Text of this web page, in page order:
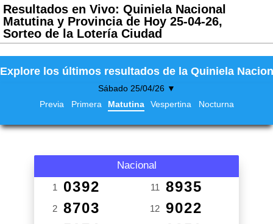
Resultados en Vivo: Quiniela Nacional
Matutina y Provincia de Hoy 25-04-26,
Sorteo de la Lotería Ciudad
Explore los últimos resultados de la Quiniela
Sábado 25/04/26 ▼
Previa
Primera Matutina Vespertina Nocturna
Nacional
1 0392
2 8703
11 8935
12 9022